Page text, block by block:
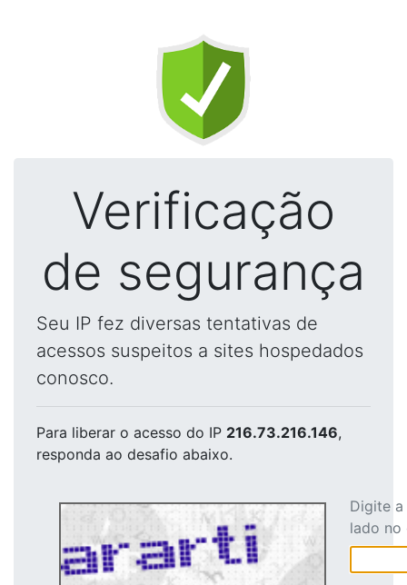
Verificação
de segurança
Seu IP fez diversas tentativas de
acessos suspeitos a sites hospedados
conosco.
Para liberar o acesso do IP 216.73.216.146,
responda ao desafio abaixo.
Digite
lado no